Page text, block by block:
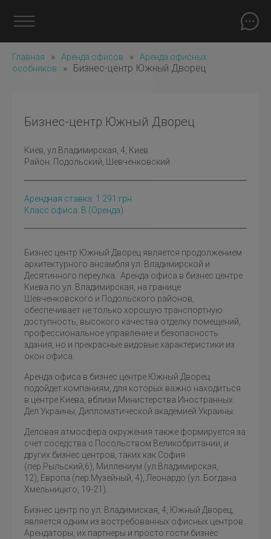
Главная » Аренда офисов »
Аренда офисных
особняков
» Бизнес-центр Южный Дворец
Бизнес-центр Южный Дворец
Киев , ул.Владимирская, 4, Киев
Район: Подольский Шевченковский
Арендная ставка: 1 291 грн
Класс офиса: B (оренда)
Бизнес центр Южный Дворец является продолжением
архитектурного ансамбля ул. Владимирской и
Десятинного переулка. Аренда офиса в бизнес центре
Киева по ул. Владимирская, на границе
Шевченковского и Подольского районов,
обеспечивает не только хорошую транспортную
доступность, высокого качества отделку помещений,
профессиональное управление и безопасность
здания, но и прекрасные видовые характеристики из
окон офиса.
Аренда офиса в бизнес центре Южный Дворец
подойдет компаниям, для которых важно находиться
в центре Киева, вблизи Министерства Иностранных
Дел Украины, Дипломатической академией Украины.
Деловая атмосфера окружения также формируется за
счет соседства с Посольством Великобритании, и
других бизнес центров, таких как София
(пер.Рыльский,6), Миллениум (ул.Владимирская,
12), Европа (пер.Музейный, 4), Леонардо (ул. Богдана
Хмельницкго, 19-21).
Бизнес центр по ул. Владимиская, 4, Южный Дворец,
является одним из востребованных офисных центров.
Арендаторы, их партнеры и просто гости бизнес